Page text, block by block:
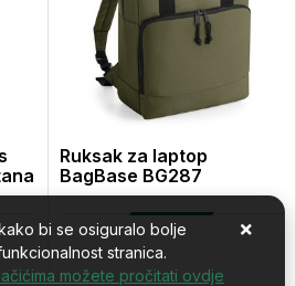
Ruksak za laptop
BagBase BG287
bi se osiguralo bolje
stranica.
možete pročitati ovdje